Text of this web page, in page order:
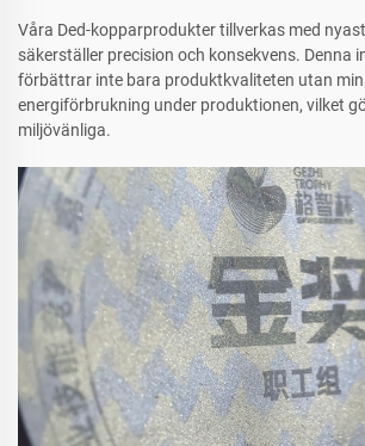
Våra Ded-kopparprodukter tillverkas med
säkerställer precision och konsekvens. Denna
förbättrar inte bara produktkvaliteten utan
energiförbrukning under produktionen, vilket
miljövänliga.